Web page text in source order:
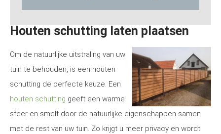
Houten schutting laten plaatsen
Om de natuurlijke uitstraling van uw
tuin te behouden, is een houten
schutting de perfecte keuze. Een
houten schutting geeft een warme
sfeer en smelt door de natuurlijke eigenschappen samen
met de rest van uw tuin. Zo krijgt u meer privacy en wordt